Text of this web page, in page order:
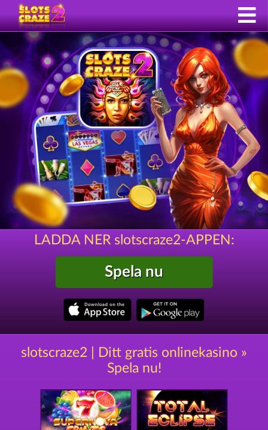
LADDA NER slotscraze2-APPEN:
Spela nu
slotscraze2 | Ditt gratis onlinekasino »
Spela nu!